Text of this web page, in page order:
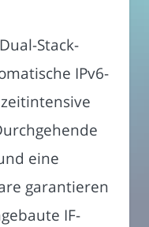
Stack-
IPv6-
eine
garantieren
IF-